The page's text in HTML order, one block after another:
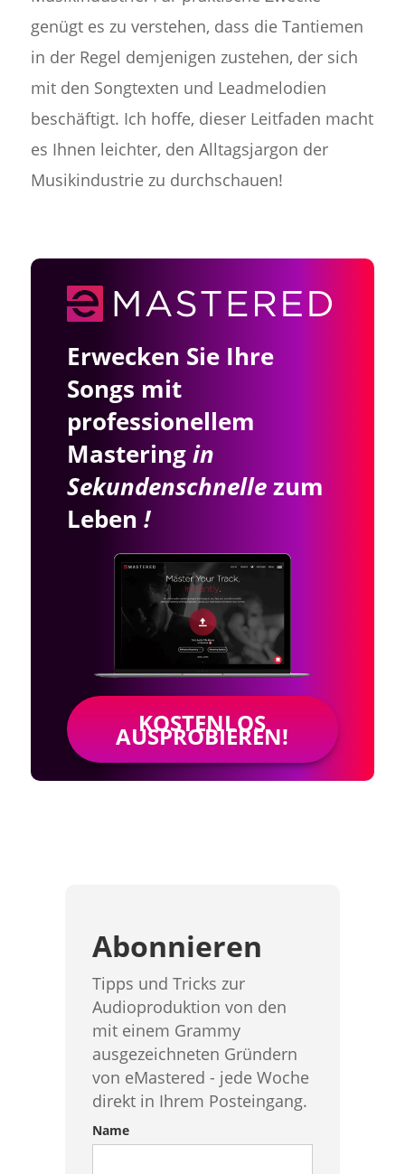
genügt es zu verstehen, dass die Tantiemen
in der Regel demjenigen zustehen, der sich
mit den Songtexten und Leadmelodien
beschäftigt. Ich hoffe, dieser Leitfaden macht
es Ihnen leichter, den Alltagsjargon der
Musikindustrie zu durchschauen!
Erwecken Sie Ihre
Songs mit
professionellem
Masteringin
Sekundenschnellezum
Leben !
KOSTENLOS
AUSPROBIEREN!
Abonnieren
Tipps und Tricks zur
Audioproduktion von den
mit einem Grammy
ausgezeichneten Gründern
von eMastered - jede Woche
direkt in Ihrem Posteingang.
Name